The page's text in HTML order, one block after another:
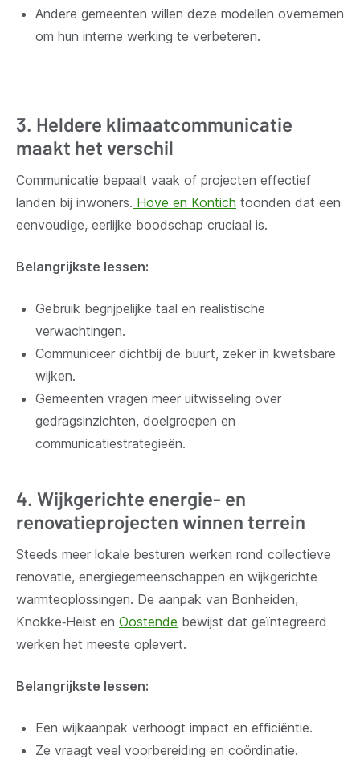
Andere gemeenten willen deze modellen overnemen
om hun interne werking te verbeteren.
3. Heldere klimaatcommunicatie
maakt het verschil
Communicatie bepaalt vaak of projecten effectief
landen bij inwoners. Hove en Kontich toonden dat een
eenvoudige, eerlijke boodschap cruciaal is.
Belangrijkste lessen:
Gebruik begrijpelijke taal en realistische
verwachtingen.
Communiceer dichtbij de buurt, zeker in kwetsbare
wijken.
Gemeenten vragen meer uitwisseling over
gedragsinzichten, doelgroepen en
communicatiestrategieën.
4. Wijkgerichte energie- en
renovatieprojecten winnen terrein
Steeds meer lokale besturen werken rond collectieve
renovatie, energiegemeenschappen en wijkgerichte
warmteoplossingen. De aanpak van Bonheiden,
Knokke‑Heist en Oostende bewijst dat geïntegreerd
werken het meeste oplevert.
Belangrijkste lessen:
Een wijkaanpak verhoogt impact en efficiëntie.
Ze vraagt veel voorbereiding en coördinatie.